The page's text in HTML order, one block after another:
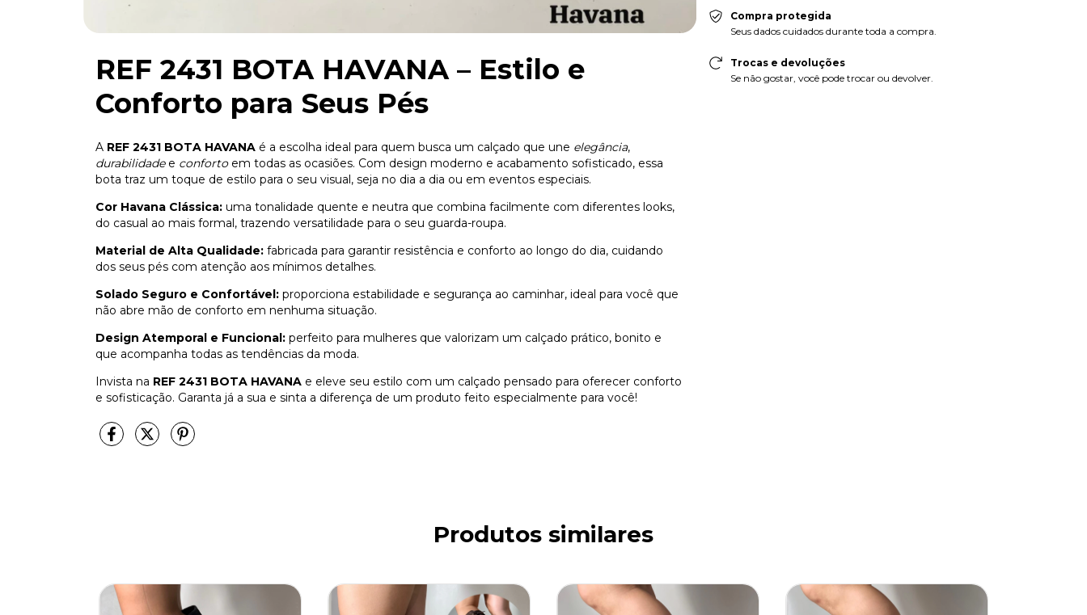
REF 2431 BOTA HAVANA – Estilo e
Conforto para Seus Pés
A REF 2431 BOTA HAVANA é a escolha ideal para quem busca um calçado que une elegância,
durabilidadee confortoem todas as ocasiões. Com design moderno e acabamento sofisticado, essa
bota traz um toque de estilo para o seu visual, seja no dia a dia ou em eventos especiais.
Cor Havana Clássica: uma tonalidade quente e neutra que combina facilmente com diferentes looks,
do casual ao mais formal, trazendo versatilidade para o seu guarda-roupa.
Material de Alta Qualidade: fabricada para garantir resistência e conforto ao longo do dia, cuidando
dos seus pés com atenção aos mínimos detalhes.
Solado Seguro e Confortável: proporciona estabilidade e segurança ao caminhar, ideal para você que
não abre mão de conforto em nenhuma situação.
Design Atemporal e Funcional: perfeito para mulheres que valorizam um calçado prático, bonito e
que acompanha todas as tendências da moda.
Invista na REF 2431 BOTA HAVANA e eleve seu estilo com um calçado pensado para oferecer conforto
e sofisticação. Garanta já a sua e sinta a diferença de um produto feito especialmente para você!
Compra protegida
Seus dados cuidados durante toda a compra.
Trocas e devoluções
Se não gostar, você pode trocar ou devolver.
Produtos similares